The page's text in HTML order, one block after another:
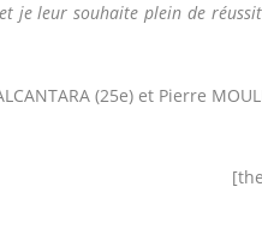
je leur souhaite plein de
(25e) et Pierre